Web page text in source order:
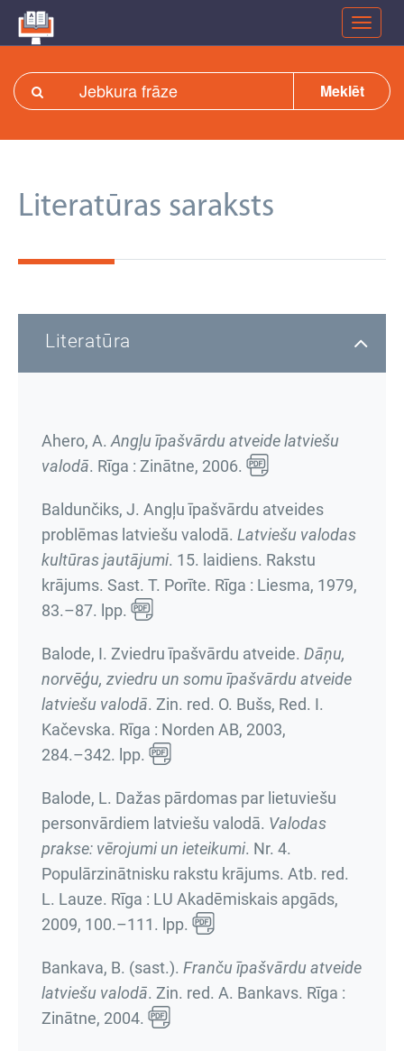
Meklēt
Literatūras saraksts
Literatūra
Ahero, A. Angļu īpašvārdu atveide latviešu
valodā. Rīga : Zinātne, 2006.
Baldunčiks, J. Angļu īpašvārdu atveides
problēmas latviešu valodā. Latviešu valodas
kultūras jautājumi. 15. laidiens. Rakstu
krājums. Sast. T. Porīte. Rīga : Liesma, 1979,
83.–87. lpp.
Balode, I. Zviedru īpašvārdu atveide. Dāņu,
norvēģu, zviedru un somu īpašvārdu atveide
latviešu valodā. Zin. red. O. Bušs, Red. I.
Kačevska. Rīga : Norden AB, 2003,
284.–342. lpp.
Balode, L. Dažas pārdomas par lietuviešu
personvārdiem latviešu valodā. Valodas
prakse: vērojumi un ieteikumi. Nr. 4.
Populārzinātnisku rakstu krājums. Atb. red.
L. Lauze. Rīga : LU Akadēmiskais apgāds,
2009, 100.–111. lpp.
Bankava, B. (sast.). Franču īpašvārdu atveide
latviešu valodā. Zin. red. A. Bankavs. Rīga :
Zinātne, 2004.